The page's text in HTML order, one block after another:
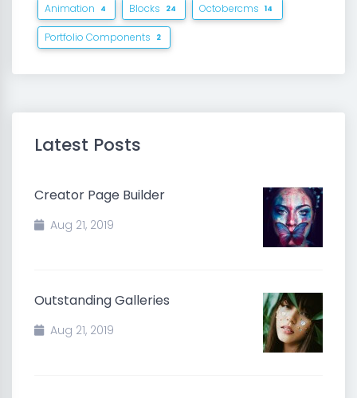
Animation 4 Blocks 24 Octobercms 14
Portfolio Components 2
Latest Posts
Creator Page Builder
Aug 21, 2019
Outstanding Galleries
Aug 21, 2019